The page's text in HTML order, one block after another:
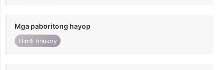
Mga paboritong hayop
Hindi tinukoy